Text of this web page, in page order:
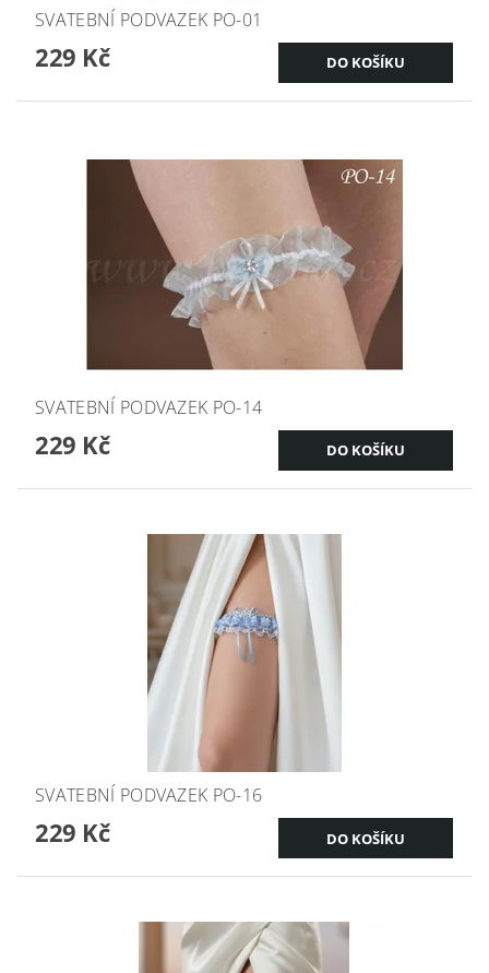
SVATEBNÍ PODVAZEK PO-01
229 Kč
SVATEBNÍ PODVAZEK PO-14
229 Kč
SVATEBNÍ PODVAZEK PO-16
229 Kč